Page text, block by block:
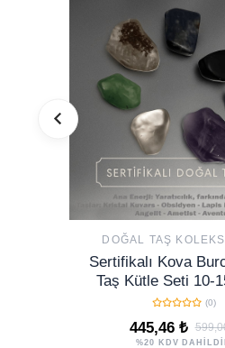
DOĞAL TAŞ
Sertifikalı Kova
Taş Kütle Seti 10-
Yaratıcılık ve
Taşları
(0)
445,46 ₺
%20 KDV